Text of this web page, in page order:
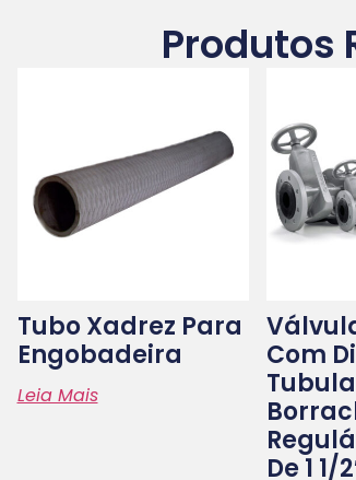
Produtos
Tubo Xadrez Para
Engobadeira
Leia Mais
Com
De 1 1/